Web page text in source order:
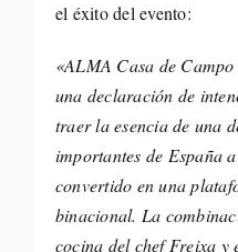
el éxito del evento:
«ALMA Casa de
una declaración de
traer la esencia de una
importantes de España
convertido en una
binacional. La
cocina del chef Freixa y